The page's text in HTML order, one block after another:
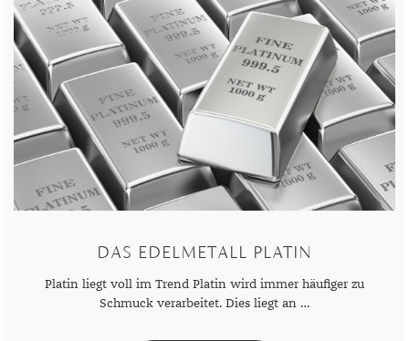
DAS EDELMETALL PLATIN
Platin liegt voll im Trend Platin wird immer häufiger zu
Schmuck verarbeitet. Dies liegt an …